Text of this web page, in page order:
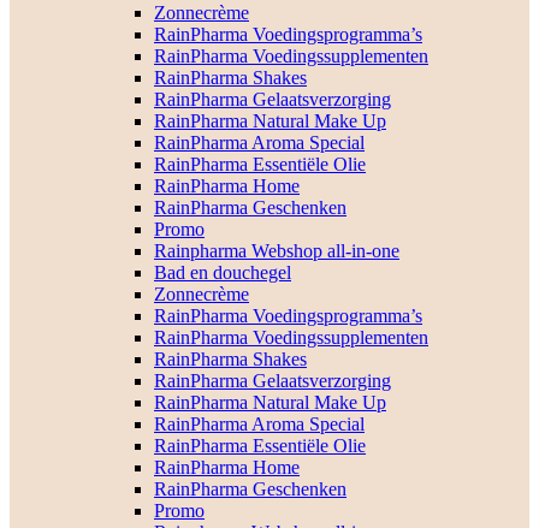
Zonnecrème
RainPharma Voedingsprogramma’s
RainPharma Voedingssupplementen
RainPharma Shakes
RainPharma Gelaatsverzorging
RainPharma Natural Make Up
RainPharma Aroma Special
RainPharma Essentiële Olie
RainPharma Home
RainPharma Geschenken
Promo
Rainpharma Webshop all-in-one
Bad en douchegel
Zonnecrème
RainPharma Voedingsprogramma’s
RainPharma Voedingssupplementen
RainPharma Shakes
RainPharma Gelaatsverzorging
RainPharma Natural Make Up
RainPharma Aroma Special
RainPharma Essentiële Olie
RainPharma Home
RainPharma Geschenken
Promo